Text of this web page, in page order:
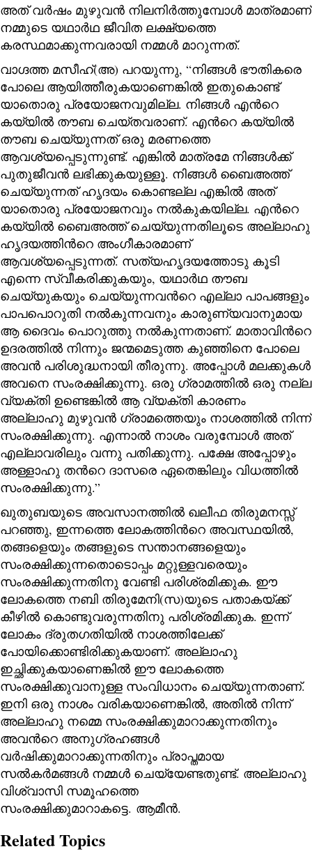
അത് വർഷം മുഴുവൻ നിലനിർത്തുമ്പോൾ മാത്രമാണ്
നമ്മുടെ യഥാർഥ ജീവിത ലക്ഷ്യത്തെ
കരസ്ഥമാക്കുന്നവരായി നമ്മൾ മാറുന്നത്.
വാഗ്ദത്ത മസീഹ്(അ) പറയുന്നു, “നിങ്ങൾ ഭൗതികരെ
പോലെ ആയിത്തീരുകയാണെങ്കിൽ ഇതുകൊണ്ട്
യാതൊരു പ്രയോജനവുമില്ല. നിങ്ങൾ എന്‍റെ
കയ്യിൽ തൗബ ചെയ്തവരാണ്. എന്‍റെ കയ്യിൽ
തൗബ ചെയ്യുന്നത് ഒരു മരണത്തെ
ആവശ്യപ്പെടുന്നുണ്ട്. എങ്കിൽ മാത്രമേ നിങ്ങൾക്ക്
പുതുജീവൻ ലഭിക്കുകയുള്ളൂ. നിങ്ങൾ ബൈഅത്ത്
ചെയ്യുന്നത് ഹൃദയം കൊണ്ടല്ല എങ്കിൽ അത്
യാതൊരു പ്രയോജനവും നൽകുകയില്ല. എന്‍റെ
കയ്യിൽ ബൈഅത്ത് ചെയ്യുന്നതിലൂടെ അല്ലാഹു
ഹൃദയത്തിന്‍റെ അംഗീകാരമാണ്
ആവശ്യപ്പെടുന്നത്. സത്യഹൃദയത്തോടു കൂടി
എന്നെ സ്വീകരിക്കുകയും, യഥാർഥ തൗബ
ചെയ്യുകയും ചെയ്യുന്നവന്‍റെ എല്ലാ പാപങ്ങളും
പാപപൊറുതി നൽകുന്നവനും കാരുണ്യവാനുമായ
ആ ദൈവം പൊറുത്തു നൽകുന്നതാണ്. മാതാവിന്‍റെ
ഉദരത്തിൽ നിന്നും ജന്മമെടുത്ത കുഞ്ഞിനെ പോലെ
അവൻ പരിശുദ്ധനായി തീരുന്നു. അപ്പോൾ മലക്കുകൾ
അവനെ സംരക്ഷിക്കുന്നു. ഒരു ഗ്രാമത്തിൽ ഒരു നല്ല
വ്യക്തി ഉണ്ടെങ്കിൽ ആ വ്യക്തി കാരണം
അല്ലാഹു മുഴുവൻ ഗ്രാമത്തെയും നാശത്തിൽ നിന്ന്
സംരക്ഷിക്കുന്നു. എന്നാൽ നാശം വരുമ്പോൾ അത്
എല്ലാവരിലും വന്നു പതിക്കുന്നു. പക്ഷേ അപ്പോഴും
അള്ളാഹു തന്‍റെ ദാസരെ ഏതെങ്കിലും വിധത്തിൽ
സംരക്ഷിക്കുന്നു.”
ഖുതുബയുടെ അവസാനത്തിൽ ഖലീഫ തിരുമനസ്സ്
പറഞ്ഞു, ഇന്നത്തെ ലോകത്തിന്‍റെ അവസ്ഥയിൽ,
തങ്ങളെയും തങ്ങളുടെ സന്താനങ്ങളെയും
സംരക്ഷിക്കുന്നതൊടൊപ്പം മറ്റുള്ളവരെയും
സംരക്ഷിക്കുന്നതിനു വേണ്ടി പരിശ്രമിക്കുക. ഈ
ലോകത്തെ നബി തിരുമേനി(സ)യുടെ പതാകയ്ക്ക്
കീഴിൽ കൊണ്ടുവരുന്നതിനു പരിശ്രമിക്കുക. ഇന്ന്
ലോകം ദ്രുതഗതിയിൽ നാശത്തിലേക്ക്
പോയിക്കൊണ്ടിരിക്കുകയാണ്. അല്ലാഹു
ഇച്ഛിക്കുകയാണെങ്കിൽ ഈ ലോകത്തെ
സംരക്ഷിക്കുവാനുള്ള സംവിധാനം ചെയ്യുന്നതാണ്.
ഇനി ഒരു നാശം വരികയാണെങ്കിൽ, അതിൽ നിന്ന്
അല്ലാഹു നമ്മെ സംരക്ഷിക്കുമാറാക്കുന്നതിനും
അവന്‍റെ അനുഗ്രഹങ്ങൾ
വർഷിക്കുമാറാക്കുന്നതിനും പ്രാപ്തമായ
സൽകർമങ്ങൾ നമ്മൾ ചെയ്യേണ്ടതുണ്ട്. അല്ലാഹു
വിശ്വാസി സമൂഹത്തെ
സംരക്ഷിക്കുമാറാകട്ടെ. ആമീൻ.
Related Topics